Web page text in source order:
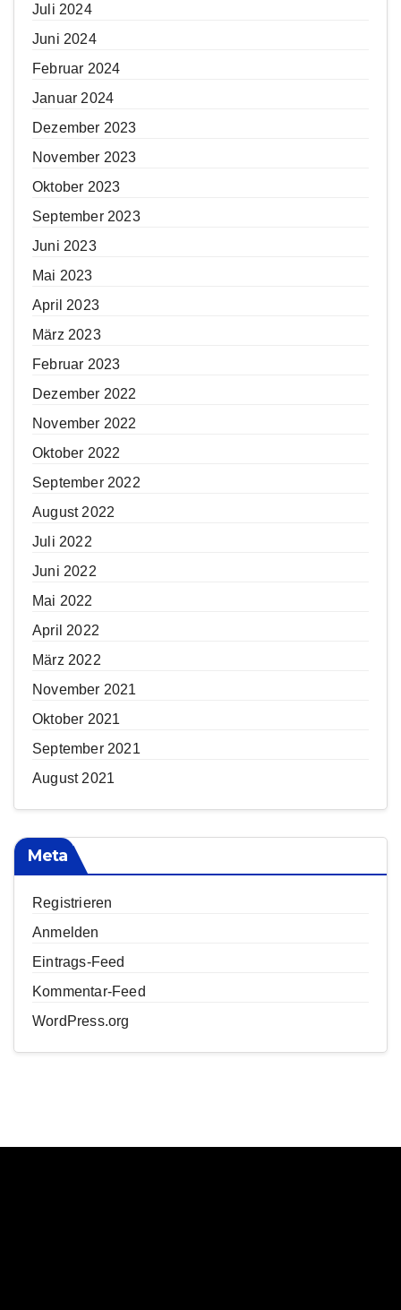
Juli 2024
Juni 2024
Februar 2024
Januar 2024
Dezember 2023
November 2023
Oktober 2023
September 2023
Juni 2023
Mai 2023
April 2023
März 2023
Februar 2023
Dezember 2022
November 2022
Oktober 2022
September 2022
August 2022
Juli 2022
Juni 2022
Mai 2022
April 2022
März 2022
November 2021
Oktober 2021
September 2021
August 2021
Meta
Registrieren
Anmelden
Eintrags-Feed
Kommentar-Feed
WordPress.org